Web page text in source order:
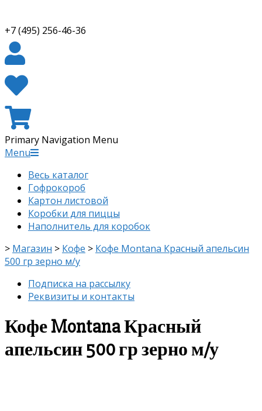
+7 (495) 256-46-36
Primary Navigation Menu
Menu
Весь каталог
Гофрокороб
Картон листовой
Коробки для пиццы
Наполнитель для коробок
> Магазин > Кофе > Кофе Montana Красный апельсин
500 гр зерно м/у
Подписка на рассылку
Реквизиты и контакты
Кофе Montana Красный
апельсин 500 гр зерно м/у